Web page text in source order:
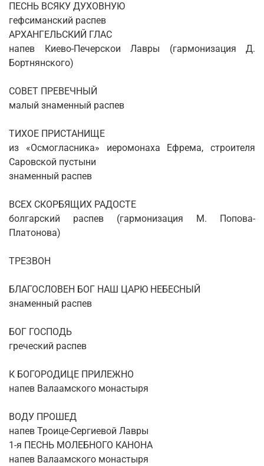
ПЕСНЬ ВСЯКУ ДУХОВНУЮ
гефсиманский распев
АРХАНГЕЛЬСКИЙ ГЛАС
напев Киево-Печерскои Лавры (гармонизация Д.
Бортнянского)
СОВЕТ ПРЕВЕЧНЫЙ
малый знаменный распев
ТИХОЕ ПРИСТАНИЩЕ
из «Осмогласника» иеромонаха Ефрема, строителя
Саровской пустыни
знаменный распев
ВСЕХ СКОРБЯЩИХ РАДОСТЕ
болгарский распев (гармонизация М. Попова-
Платонова)
ТРЕЗВОН
БЛАГОСЛОВЕН БОГ НАШ ЦАРЮ НЕБЕСНЫЙ
знаменный распев
БОГ ГОСПОДЬ
греческий распев
К БОГОРОДИЦЕ ПРИЛЕЖНО
напев Валаамского монастыря
ВОДУ ПРОШЕД
напев Троице-Сергиевой Лавры
1-я ПЕСНЬ МОЛЕБНОГО КАНОНА
напев Валаамского монастыря